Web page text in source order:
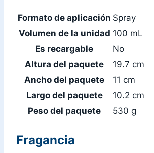
Formato de aplicación Spray
Volumen de la unidad 100 mL
Es recargable
No
Altura del paquete
19.7 cm
Ancho del paquete
11 cm
Largo del paquete
10.2 cm
Peso del paquete
530 g
Fragancia